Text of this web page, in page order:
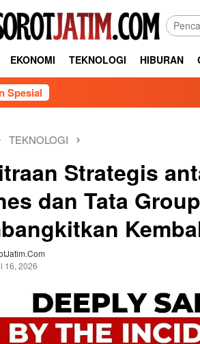
EKONOMI TEKNOLOGI HIBURAN
Spesial
TEKNOLOGI
Strategis
dan Tata
16, 2026